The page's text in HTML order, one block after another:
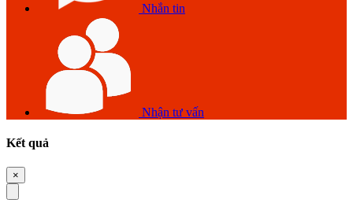
Nhắn tin
Nhận tư vấn
Kết quả
×